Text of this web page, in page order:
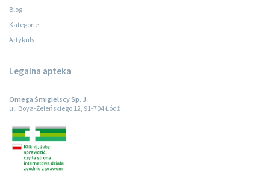
Blog
Kategorie
Artykuły
Legalna apteka
Omega Śmigielscy Sp. J.
ul. Boya-Żeleńskiego 12, 91-704 Łódź